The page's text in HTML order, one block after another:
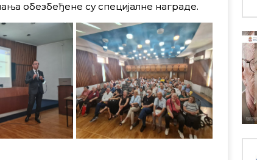
обезбеђене су специјалне награде.